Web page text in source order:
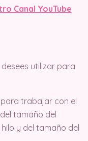
Canal YouTube
utilizar para
trabajar con el
tamaño del
y del tamaño del